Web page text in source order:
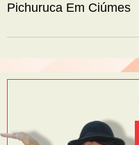
Pichuruca Em Ciúmes